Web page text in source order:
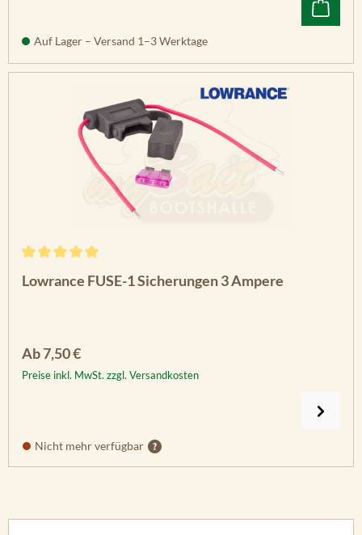
Auf Lager – Versand 1–3 Werktage
Lowrance FUSE-1 Sicherungen 3 Ampere
Regulärer Preis:
Ab7,50 €
Preise inkl. MwSt. zzgl. Versandkosten
Nicht mehr verfügbar